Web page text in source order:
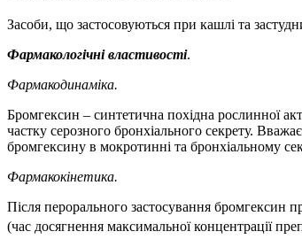
Засоби, що застосовуються при кашлі та
Фармакологічні властивості.
Фармакодинаміка.
Бромгексин – синтетична похідна рослинної
частку серозного бронхіального секрету.
бромгексину в мокротинні та бронхіальному
Фармакокінетика.
Після перорального застосування бромгексин
(час досягнення максимальної концентрації